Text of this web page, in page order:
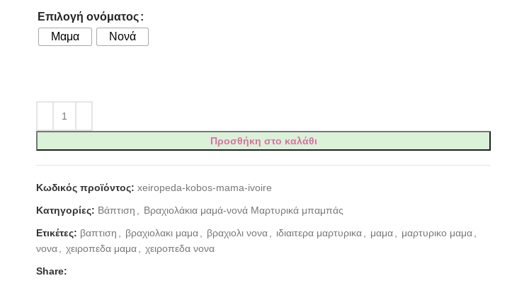
Επιλογή ονόματος
Μαμα
Νονά
Προσθήκη στο καλάθι
Κωδικός προϊόντος: xeiropeda-kobos-mama-ivoire
Κατηγορίες: Βάπτιση
Βραχιολάκια μαμά-νονά Μαρτυρικά μπαμπάς
Ετικέτες: βαπτιση βραχιολακι μαμα βραχιολι νονα ιδιαιτερα μαρτυρικα μαμα μαρτυρικο μαμα
νονα
χειροπεδα μαμα
χειροπεδα νονα
Share: